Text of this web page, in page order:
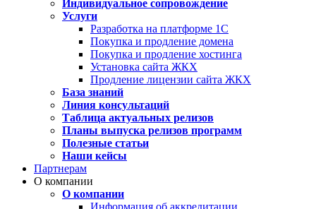
Индивидуальное сопровождение
Услуги
Разработка на платформе 1С
Покупка и продление домена
Покупка и продление хостинга
Установка сайта ЖКХ
Продление лицензии сайта ЖКХ
База знаний
Линия консультаций
Таблица актуальных релизов
Планы выпуска релизов программ
Полезные статьи
Наши кейсы
Партнерам
О компании
О компании
Информация об аккредитации